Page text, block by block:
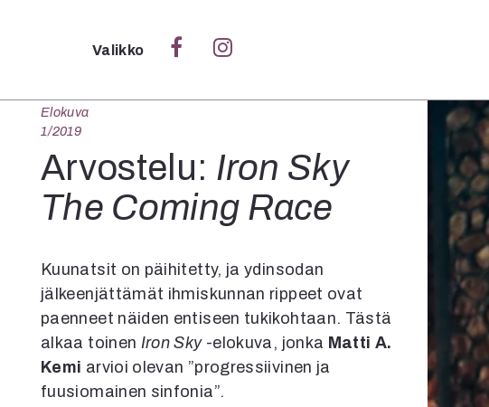
Sulje
Kategoriat
Verkkoartikkeli
Teatteri
Tanssi
Tanssi
Sarjakuva
Sámegillii
Pääkirjoitus
Paperilehdestä
Oulu2026
Näyttelyt
Musiikki
Levyt
Valikko
Elokuva
1/2019
Arvostelu: Iron Sky
The Coming Race
Kuunatsit on päihitetty, ja ydinsodan
jälkeenjättämät ihmiskunnan rippeet ovat
paenneet näiden entiseen tukikohtaan. Tästä
alkaa toinen Iron Sky-elokuva, jonka Matti A.
Kemi arvioi olevan ”progressiivinen ja
fuusiomainen sinfonia”.